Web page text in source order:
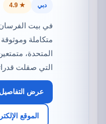
دبي ★ 4.9
في بيت
متكاملة
المتحدة،
التي صقلت
عرض
الموقع